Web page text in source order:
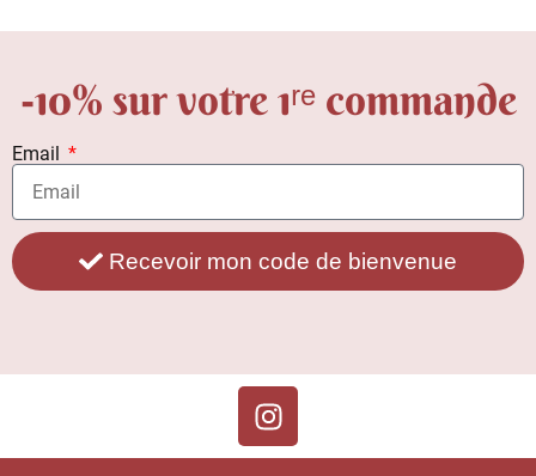
-10% sur votre 1ʳᵉ commande
Email
Recevoir mon code de bienvenue